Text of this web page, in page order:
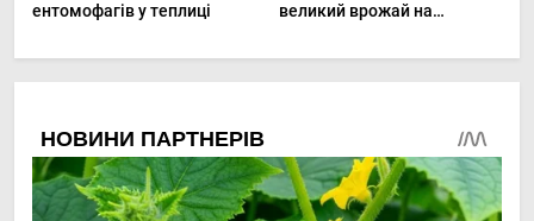
ентомофагів у теплиці
великий врожай на